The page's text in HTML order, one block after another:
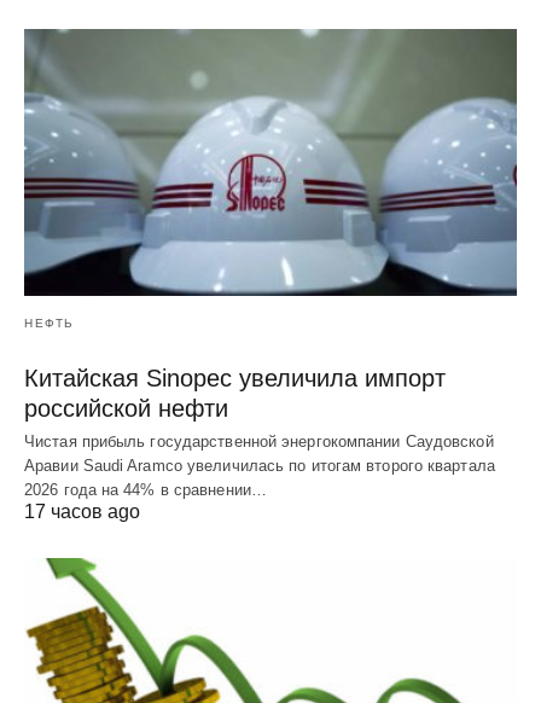
НЕФТЬ
Китайская Sinopec увеличила импорт
российской нефти
Чистая прибыль государственной энергокомпании Саудовской
Аравии Saudi Aramco увеличилась по итогам второго квартала
2026 года на 44% в сравнении…
17 часов ago